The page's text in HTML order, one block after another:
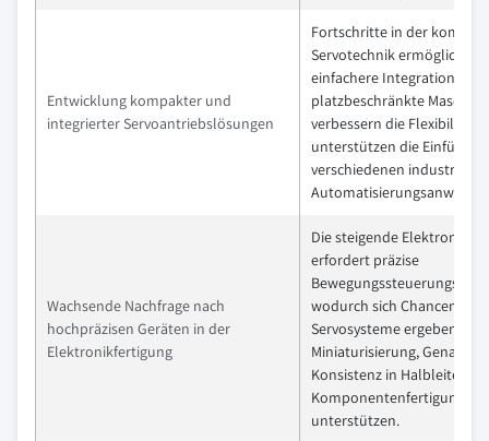
Entwicklung kompakter und
integrierter Servoantriebslösungen
Fortschritte in der
Servotechnik ermöglichen
einfachere Integration in
platzbeschränkte
verbessern die Flexibilität
unterstützen die
verschiedenen
Wachsende Nachfrage nach
hochpräzisen Geräten in der
Elektronikfertigung
Die steigende
erfordert präzise
wodurch sich Chancen für
Servosysteme ergeben, die
Miniaturisierung,
Konsistenz in Halbleiter-
unterstützen.